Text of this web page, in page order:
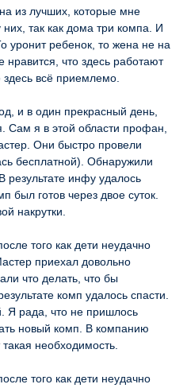
из лучших, которые мне
так как дома три компа. И
уронит ребенок, то жена не на
что здесь работают
всё приемлемо.
и в один прекрасный день,
Сам я в этой области профан,
Они быстро провели
бесплатной). Обнаружили
результате инфу удалось
был готов через двое суток.
накрутки.
того как дети неудачно
приехал довольно
что делать, что бы
комп удалось спасти.
Я рада, что не пришлось
новый комп. В компанию
необходимость.
того как дети неудачно